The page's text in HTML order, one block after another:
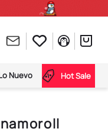
Nuevo Hot Sale